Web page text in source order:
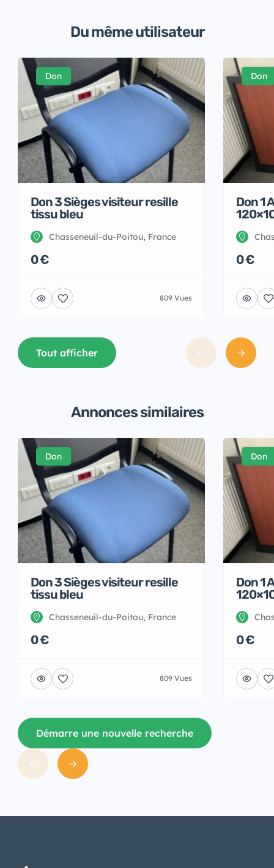
Du même utilisateur
Don
Don 3 Sièges visiteur resille
tissu bleu
Chasseneuil-du-Poitou, France
0 €
809 Vues
Don
Don 1
0 €
Tout afficher
Annonces similaires
Don
Don 3 Sièges visiteur resille
tissu bleu
Chasseneuil-du-Poitou, France
0 €
809 Vues
Don
Don 1
0 €
Démarre une nouvelle recherche